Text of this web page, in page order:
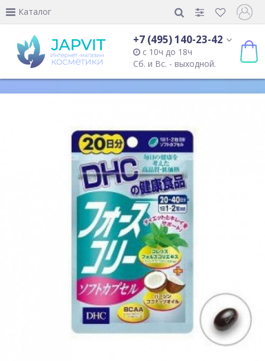
Каталог
+7 (495) 140-23-42
с 10ч до 18ч
Сб. и Вс. - выходной.